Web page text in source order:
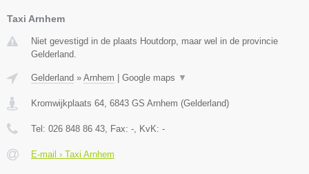
Taxi Arnhem
Niet gevestigd in de plaats Houtdorp, maar wel in de provincie
Gelderland.
Gelderland » Arnhem Google maps ▼
Kromwijkplaats 64, 6843 GS Arnhem (Gelderland)
Tel: 026 848 86 43, Fax: -, KvK: -
E-mail › Taxi Arnhem